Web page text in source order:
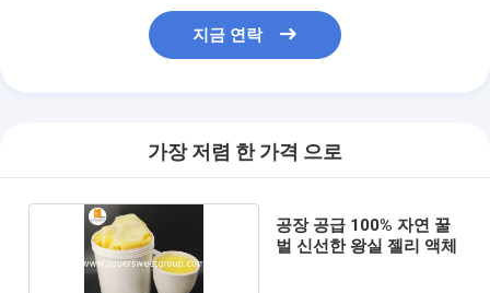
지금 연락
가장 저렴 한 가격 으로
공장 공급 100% 자연 꿀
벌 신선한 왕실 젤리 액체